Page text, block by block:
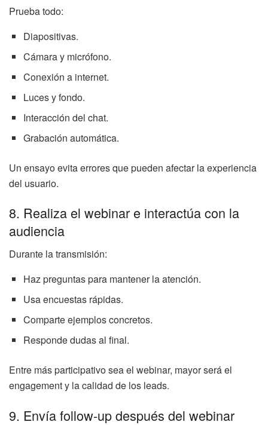
Prueba todo:
Diapositivas.
Cámara y micrófono.
Conexión a internet.
Luces y fondo.
Interacción del chat.
Grabación automática.
Un ensayo evita errores que pueden afectar la experiencia
del usuario.
8. Realiza el webinar e interactúa con la
audiencia
Durante la transmisión:
Haz preguntas para mantener la atención.
Usa encuestas rápidas.
Comparte ejemplos concretos.
Responde dudas al final.
Entre más participativo sea el webinar, mayor será el
engagement y la calidad de los leads.
9. Envía follow-up después del webinar